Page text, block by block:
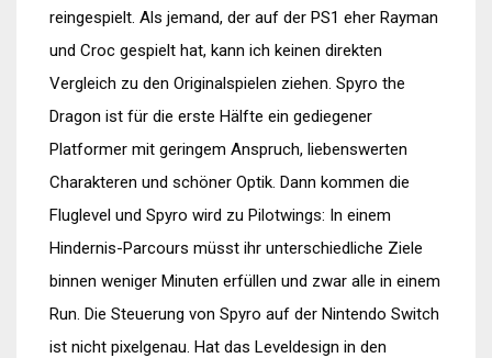
reingespielt. Als jemand, der auf der PS1 eher Rayman
und Croc gespielt hat, kann ich keinen direkten
Vergleich zu den Originalspielen ziehen. Spyro the
Dragon ist für die erste Hälfte ein gediegener
Platformer mit geringem Anspruch, liebenswerten
Charakteren und schöner Optik. Dann kommen die
Fluglevel und Spyro wird zu Pilotwings: In einem
Hindernis-Parcours müsst ihr unterschiedliche Ziele
binnen weniger Minuten erfüllen und zwar alle in einem
Run. Die Steuerung von Spyro auf der Nintendo Switch
ist nicht pixelgenau. Hat das Leveldesign in den